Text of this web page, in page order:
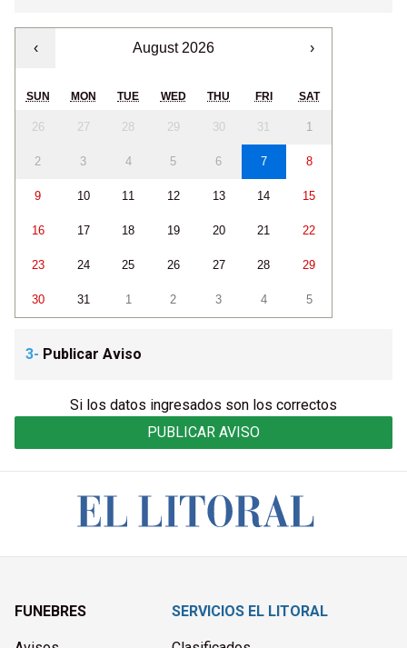
‹ August 2026 ›
SUN MON TUE WED THU FRI SAT
26 27 28 29 30 31 1
2 3 4 5 6 7 8
9 10 11 12 13 14 15
16 17 18 19 20 21 22
23 24 25 26 27 28 29
30 31 1 2 3 4 5
3- Publicar Aviso
Si los datos ingresados son los correctos
PUBLICAR AVISO
FUNEBRES SERVICIOS EL LITORAL